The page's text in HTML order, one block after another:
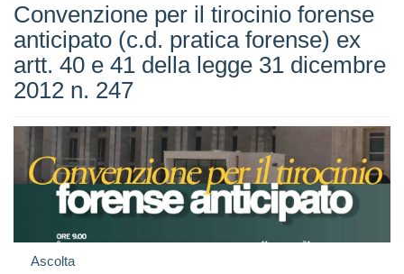
Convenzione per il tirocinio forense
anticipato (c.d. pratica forense) ex
artt. 40 e 41 della legge 31 dicembre
2012 n. 247
Ascolta